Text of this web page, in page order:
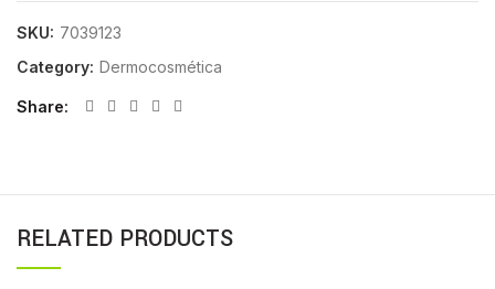
SKU: 7039123
Category: Dermocosmética
Share
RELATED PRODUCTS